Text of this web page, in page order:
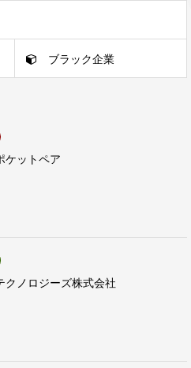
ブラック企業
ケットペア
クノロジーズ株式会社